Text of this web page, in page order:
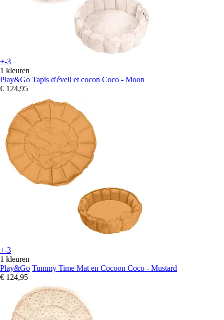
+-3
1 kleuren
Play&Go Tapis d'éveil et cocon Coco - Moon
€ 124,95
+-3
1 kleuren
Play&Go Tummy Time Mat en Cocoon Coco - Mustard
€ 124,95